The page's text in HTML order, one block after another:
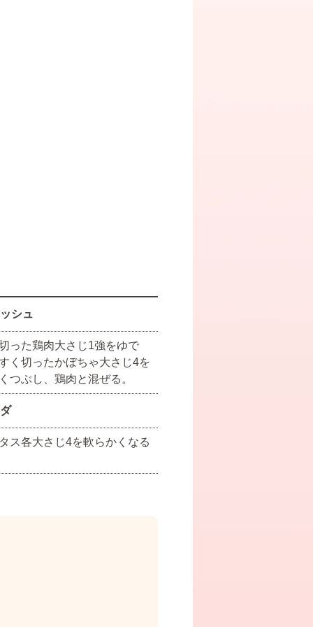
シュ
った鶏肉大さじ1強をゆで
く切ったかぼちゃ大さじ4を
つぶし、鶏肉と混ぜる。
ス各大さじ4を軟らかくなる